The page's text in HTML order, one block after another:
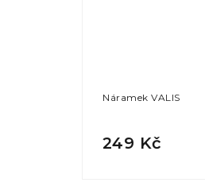
Náramek VALIS
249 Kč